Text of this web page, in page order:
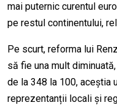
mai puternic curentul
pe restul continentului,
Pe scurt, reforma lui
să fie una mult
de la 348 la 100, aceștia
reprezentanții locali și